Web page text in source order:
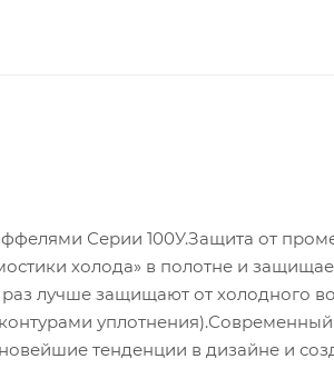
Серии 100У.Защита от
холода» в полотне и
лучше защищают от холодного
тенденции в дизайне и